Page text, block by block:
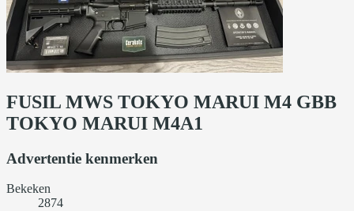
FUSIL MWS TOKYO MARUI M4 GBB
TOKYO MARUI M4A1
Advertentie kenmerken
Bekeken
2874